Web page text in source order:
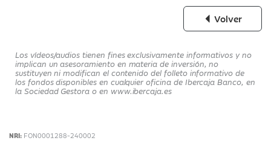
Volver
Los vídeos/audios tienen fines exclusivamente informativos y no
implican un asesoramiento en materia de inversión, no
sustituyen ni modifican el contenido del folleto informativo de
los fondos disponibles en cualquier oficina de Ibercaja Banco, en
la Sociedad Gestora o en www.ibercaja.es
NRI: FON0001288-240002